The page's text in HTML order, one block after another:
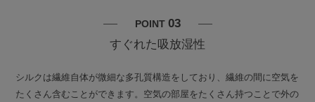
POINT 03
すぐれた吸放湿性
シルクは繊維自体が微細な多孔質構造をしており、繊維の間に空気を
たくさん含むことができます。空気の部屋をたくさん持つことで外の